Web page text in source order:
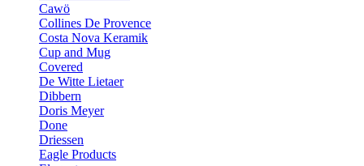
Cawö
Collines De Provence
Costa Nova Keramik
Cup and Mug
Covered
De Witte Lietaer
Dibbern
Doris Meyer
Done
Driessen
Eagle Products